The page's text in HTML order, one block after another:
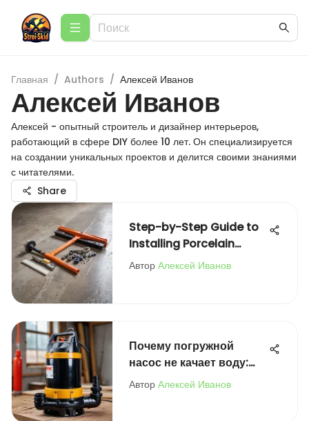
Главная / Authors / Алексей Иванов
Алексей Иванов
Алексей - опытный строитель и дизайнер интерьеров,
работающий в сфере DIY более 10 лет. Он специализируется
на создании уникальных проектов и делится своими знаниями
с читателями.
Share
Step-by-Step Guide to
Installing Porcelain
Stoneware
Автор Алексей Иванов
Почему погружной
насос не качает воду:
причины и решения
Автор Алексей Иванов